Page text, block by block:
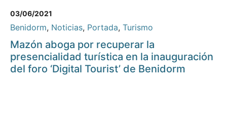
03/06/2021
Benidorm, Noticias, Portada, Turismo
Mazón aboga por recuperar la
presencialidad turística en la inauguración
del foro ‘Digital Tourist’ de Benidorm